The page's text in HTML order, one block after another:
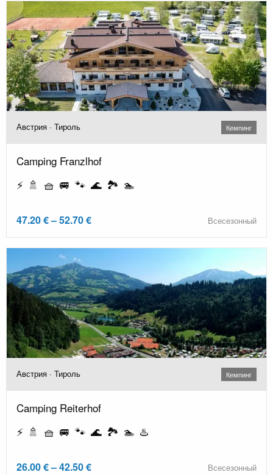
Австрия · Тироль Кемпинг
Camping Franzlhof
⚡ 🚿 🧺 🚐 🐾 🌊 🏞️ 🏊
47.20 € – 52.70 € Всесезонный
Австрия · Тироль Кемпинг
Camping Reiterhof
⚡ 🚿 🧺 🚐 🐾 🌊 🏞️ 🏊 ♨️
26.00 € – 42.50 € Всесезонный